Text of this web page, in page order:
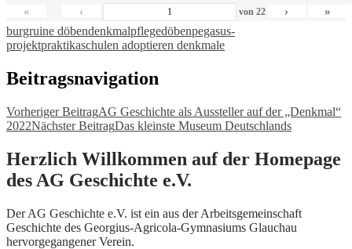
« ‹ von 22 › »
burgruine döbendenkmalpflegedöbenpegasus-
projektpraktikaschulen adoptieren denkmale
Beitragsnavigation
Vorheriger BeitragAG Geschichte als Aussteller auf der „Denkmal“
2022Nächster BeitragDas kleinste Museum Deutschlands
Herzlich Willkommen auf der Homepage
des AG Geschichte e.V.
Der AG Geschichte e.V. ist ein aus der Arbeitsgemeinschaft
Geschichte des Georgius-Agricola-Gymnasiums Glauchau
hervorgegangener Verein.